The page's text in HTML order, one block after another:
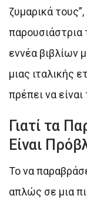
ζυμαρικά
παρουσιάστρια
εννέα βιβλίων
μιας ιταλικής
πρέπει να
Γιατί τα
Είναι
Το να
απλώς σε μια